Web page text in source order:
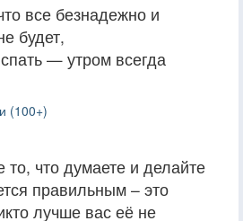
все безнадежно и
будет,
— утром всегда
(100+)
то, что думаете и делайте
правильным – это
лучше вас её не